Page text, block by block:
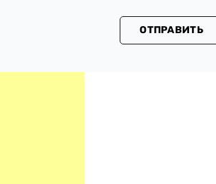
ОТПРАВИТЬ